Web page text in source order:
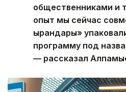
общественниками и
опыт мы сейчас
қырандары»
программу под
— рассказал